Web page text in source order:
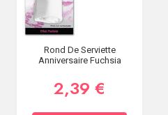
Rond De Serviette
Anniversaire Fuchsia
2,39 €